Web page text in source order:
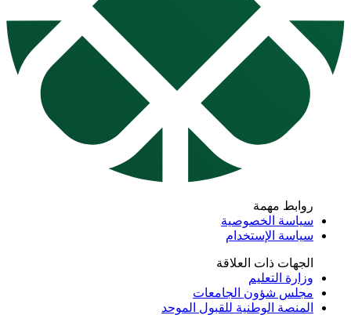
روابط مهمة
سياسة الخصوصية
سياسة الإستخدام
الجهات ذات العلاقة
وزارة التعليم
مجلس شؤون الجامعات
المنصة الوطنية للقبول الموحد